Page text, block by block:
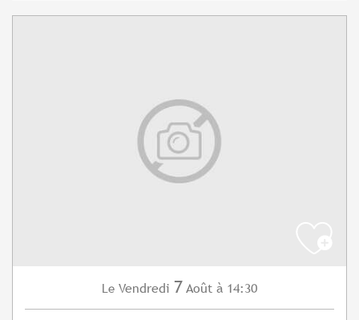
Le Vendredi 7 Août à 14:30